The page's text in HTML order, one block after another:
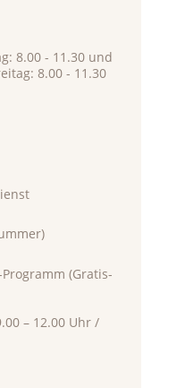
8.00 - 11.30 und
8.00 - 11.30
(Gratis-
– 12.00 Uhr /